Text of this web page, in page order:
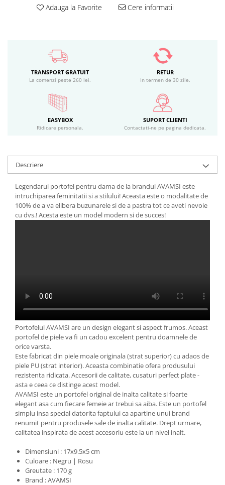
Adauga la Favorite Cere informatii
TRANSPORT GRATUIT
La comenzi peste 260 lei.
RETUR
In termen de 30 zile.
EASYBOX
Ridicare personala.
SUPORT CLIENTI
Contactati-ne pe pagina dedicata.
Descriere
Legendarul portofel pentru dama de la brandul AVAMSI este
intruchiparea feminitatii si a stilului! Aceasta este o modalitate de
100% de a va elibera buzunarele si de a pastra tot ce aveti nevoie
cu dvs.! Acesta este un model modern si de succes!
Portofelul AVAMSI are un design elegant si aspect frumos. Aceast
portofel de piele va fi un cadou excelent pentru doamnele de
orice varsta.
Este fabricat din piele moale originala (strat superior) cu adaos de
piele PU (strat interior). Aceasta combinatie ofera produsului
rezistenta ridicata. Accesorii de calitate, cusaturi perfect plate -
asta e ceea ce distinge acest model.
AVAMSI este un portofel original de inalta calitate si foarte
elegant asa cum fiecare femeie ar trebui sa aiba. Este un portofel
simplu insa special datorita faptului ca apartine unui brand
renumit pentru produsele sale de inalta calitate. Drept urmare,
calitatea inspirata de acest accesoriu este la un nivel inalt.
Dimensiuni : 17x9.5x5 cm
Culoare : Negru | Rosu
Greutate : 170 g
Brand : AVAMSI